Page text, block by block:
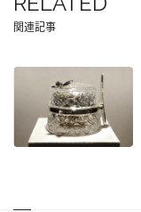
関連記事